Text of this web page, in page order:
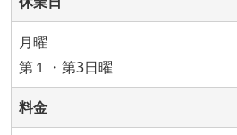
月曜
第１・第3日曜
料金